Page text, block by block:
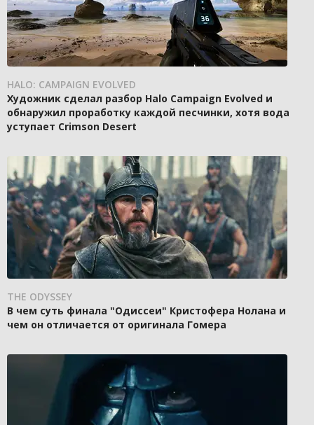
HALO: CAMPAIGN EVOLVED
Художник сделал разбор Halo Campaign Evolved и
обнаружил проработку каждой песчинки, хотя вода
уступает Crimson Desert
THE ODYSSEY
В чем суть финала "Одиссеи" Кристофера Нолана и
чем он отличается от оригинала Гомера